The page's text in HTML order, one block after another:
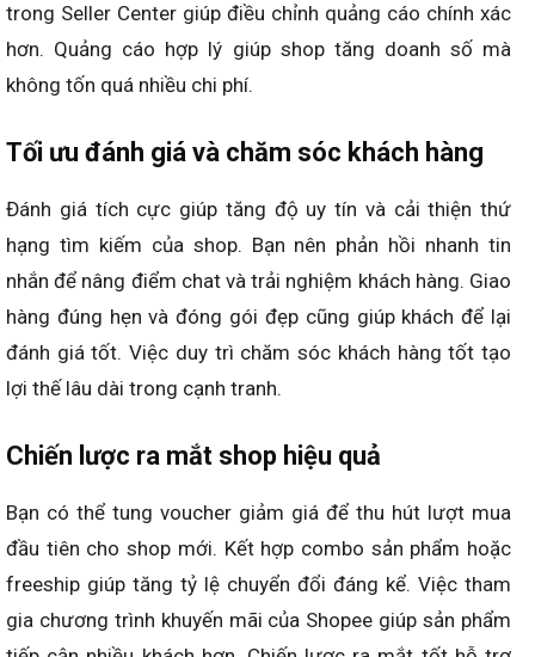
trong Seller Center giúp điều chỉnh quảng cáo chính xác
hơn. Quảng cáo hợp lý giúp shop tăng doanh số mà
không tốn quá nhiều chi phí.
Tối ưu đánh giá và chăm sóc khách hàng
Đánh giá tích cực giúp tăng độ uy tín và cải thiện thứ
hạng tìm kiếm của shop. Bạn nên phản hồi nhanh tin
nhắn để nâng điểm chat và trải nghiệm khách hàng. Giao
hàng đúng hẹn và đóng gói đẹp cũng giúp khách để lại
đánh giá tốt. Việc duy trì chăm sóc khách hàng tốt tạo
lợi thế lâu dài trong cạnh tranh.
Chiến lược ra mắt shop hiệu quả
Bạn có thể tung voucher giảm giá để thu hút lượt mua
đầu tiên cho shop mới. Kết hợp combo sản phẩm hoặc
freeship giúp tăng tỷ lệ chuyển đổi đáng kể. Việc tham
gia chương trình khuyến mãi của Shopee giúp sản phẩm